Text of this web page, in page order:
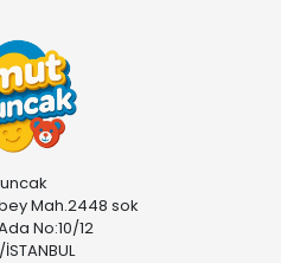
Mah.2448 sok
No:10/12